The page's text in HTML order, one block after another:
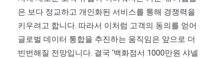
은 보다 정교하고 개인화된 서비스를 통해 경쟁력을
키우려고 합니다. 따라서 이처럼 고객의 동의를 얻어
글로벌 데이터 통합을 추진하는 움직임은 앞으로 더
빈번해질 전망입니다. 결국 ‘백화점서 1000만원 샤넬